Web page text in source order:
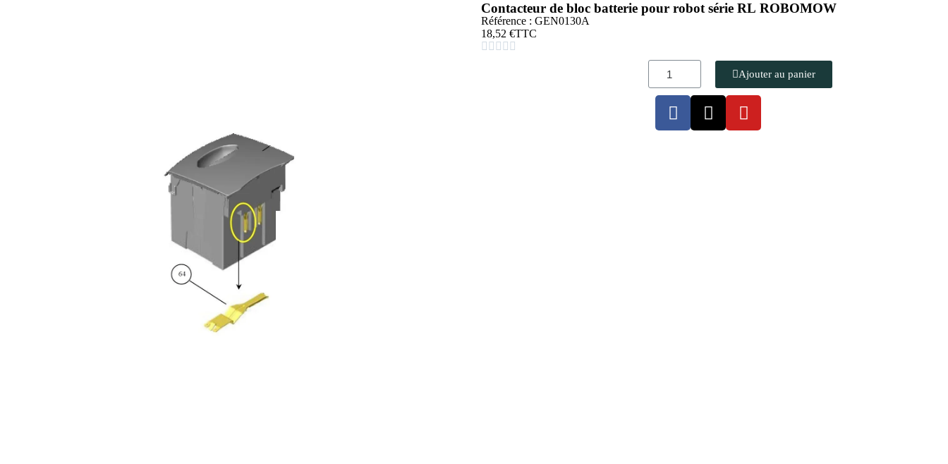
Contacteur de bloc batterie pour robot série RL ROBOMOW
Référence : GEN0130A
18,52 €TTC
    
Ajouter au panier